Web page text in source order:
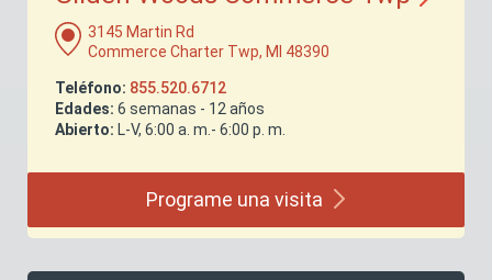
3145 Martin Rd
Commerce Charter Twp, MI 48390
Teléfono: 855.520.6712
Edades: 6 semanas - 12 años
Abierto: L-V, 6:00 a. m.- 6:00 p. m.
Programe una visita